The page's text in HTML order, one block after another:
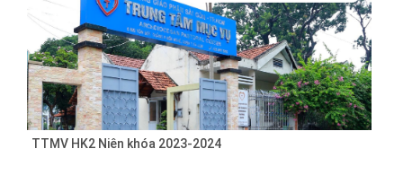
TTMV HK2 Niên khóa 2023-2024